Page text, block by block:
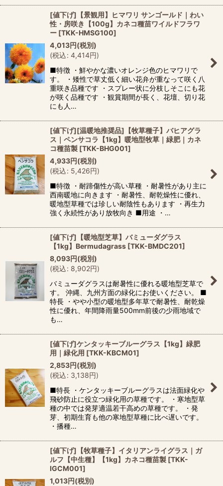
[値下げ]【景観用】ヒマワリ サンゴールド｜わい
性・房咲き【100g】カネコ種苗ワイルドフラワ
ー [TKK-HMSG100]
4,013円(税別)
(税込: 4,414円)
■特徴 ・鮮やかな濃いオレンジ色のヒマワリで
す。 ・矮性で草丈低く細い花弁が重なって咲く八
重咲き品種です ・スプレー状に分枝しそこにも花
が咲く品種です ・観賞期間が長く、花壇、切り花
にも人…
[値下げ][温暖地推奨品]【牧草種子】バヒアグラ
ス｜ペンサコラ【1kg】暖地型牧草｜緑肥｜カネ
コ種苗製 [TKK-BHG001]
4,933円(税別)
(税込: 5,426円)
■特徴 ・耐蹄傷性が高い草種 ・耐暑性があり主に
西南暖地に向きます ・耐暑性、耐乾燥性に優れ、
暖地型草種では珍しい耐陰性もあります ・再生力
強く永続性があり放牧向き ■用途 ・…
[値下げ]【暖地型芝草】バミューダグラス
【1kg】Bermudagrass [TKK-BMDC201]
8,093円(税別)
(税込: 8,902円)
バミューダグラスは耐暑性に優れる暖地型芝草で
す。 沖縄、九州方面の緑化にお使いください。 ■
特長 ・やや小型の暖地型多年草で耐暑性、耐乾燥
性に優れ、年間降雨量500mm前後の少雨地域で
も…
[値下げ]ケンタッキーブルーグラス【1kg】緑肥
用｜緑化用 [TKK-KBCM01]
2,853円(税別)
(税込: 3,138円)
■特長 ・ケンタッキーブルーグラスは法面緑化や
飛砂防止に役立つ緑化用の草種です。 ・寒地型草
種の中では発芽適温若干高めの草種です。 ・発
芽、初期生育も他の寒地型草種に比べ遅いです。
・播種…
[値下げ]【牧草種子】イタリアンライグラス｜ガ
ルフ【中生種】【1kg】カネコ種苗製 [TKK-
IGCM001]
1,013円(税別)